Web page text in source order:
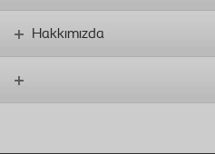
Hakkımızda